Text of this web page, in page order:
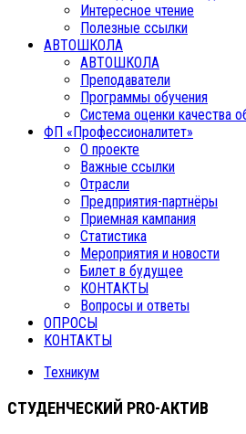
Интересное чтение
Полезные ссылки
АВТОШКОЛА
АВТОШКОЛА
Преподаватели
Программы обучения
Система оценки качества
ФП «Профессионалитет»
О проекте
Важные ссылки
Отрасли
Предприятия-партнёры
Приемная кампания
Статистика
Мероприятия и новости
Билет в будущее
КОНТАКТЫ
Вопросы и ответы
ОПРОСЫ
КОНТАКТЫ
Техникум
СТУДЕНЧЕСКИЙ PRO-АКТИВ